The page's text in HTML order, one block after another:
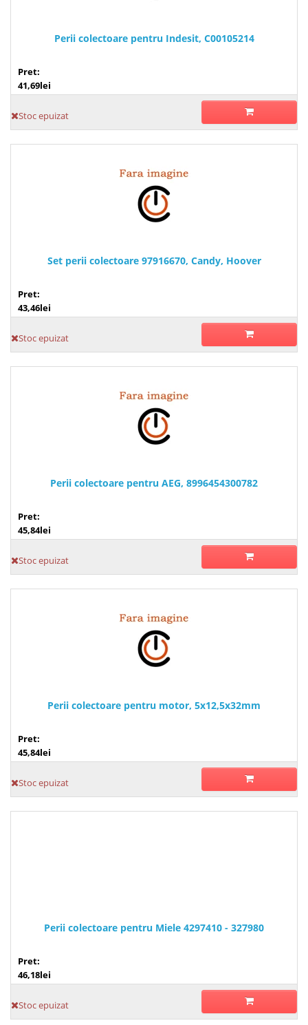
Perii colectoare pentru Indesit, C00105214
Pret:
41,69lei
Stoc epuizat
Set perii colectoare 97916670, Candy, Hoover
Pret:
43,46lei
Stoc epuizat
Perii colectoare pentru AEG, 8996454300782
Pret:
45,84lei
Stoc epuizat
Perii colectoare pentru motor, 5x12,5x32mm
Pret:
45,84lei
Stoc epuizat
Perii colectoare pentru Miele 4297410 - 327980
Pret:
46,18lei
Stoc epuizat